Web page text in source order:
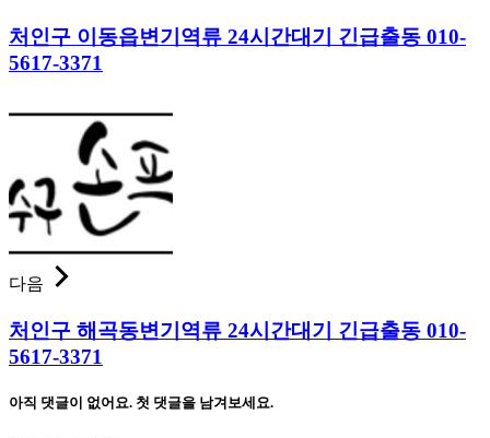
처인구 이동읍변기역류 24시간대기 긴급출동 010-
5617-3371
다음
처인구 해곡동변기역류 24시간대기 긴급출동 010-
5617-3371
아직 댓글이 없어요. 첫 댓글을 남겨보세요.